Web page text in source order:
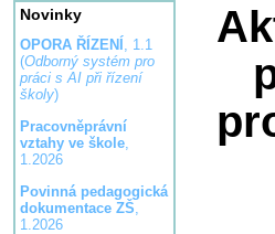
Novinky
OPORA ŘÍZENÍ , 1.1
(Odborný systém pro
práci s AI při řízení
školy)
Pracovněprávní
vztahy ve škole,
1.2026
Povinná pedagogická
dokumentace ZŠ,
1.2026